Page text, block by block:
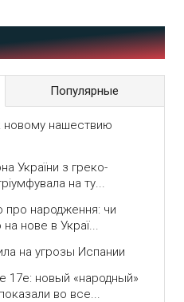
Популярные
новому нашествию
України з греко-
на ту...
про народження: чи
на нове в Украї...
на угрозы Испании
17e: новый «народный»
во все...